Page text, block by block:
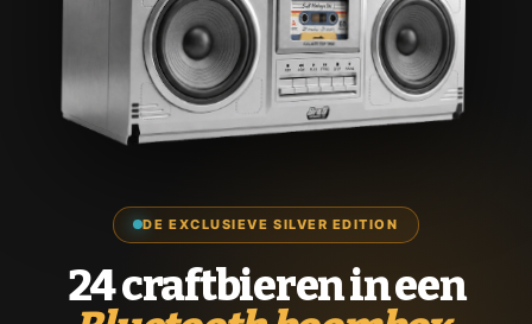
DE EXCLUSIEVE SILVER EDITION
24 craftbieren in een